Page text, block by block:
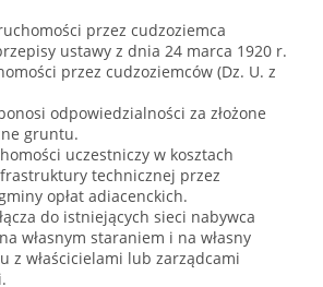
przez cudzoziemca
ustawy z dnia 24 marca 1920 r.
przez cudzoziemców (Dz. U. z
odpowiedzialności za złożone
gruntu.
uczestniczy w kosztach
technicznej przez
opłat adiacenckich.
do istniejących sieci nabywca
własnym staraniem i na własny
z właścicielami lub zarządcami